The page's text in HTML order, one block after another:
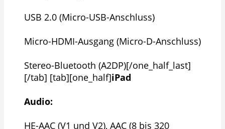
USB 2.0 (Micro-USB-Anschluss)
Micro-HDMI-Ausgang (Micro-D-Anschluss)
Stereo-Bluetooth (A2DP)[/one_half_last]
[/tab] [tab][one_half]iPad
Audio:
HE-AAC (V1 und V2), AAC (8 bis 320